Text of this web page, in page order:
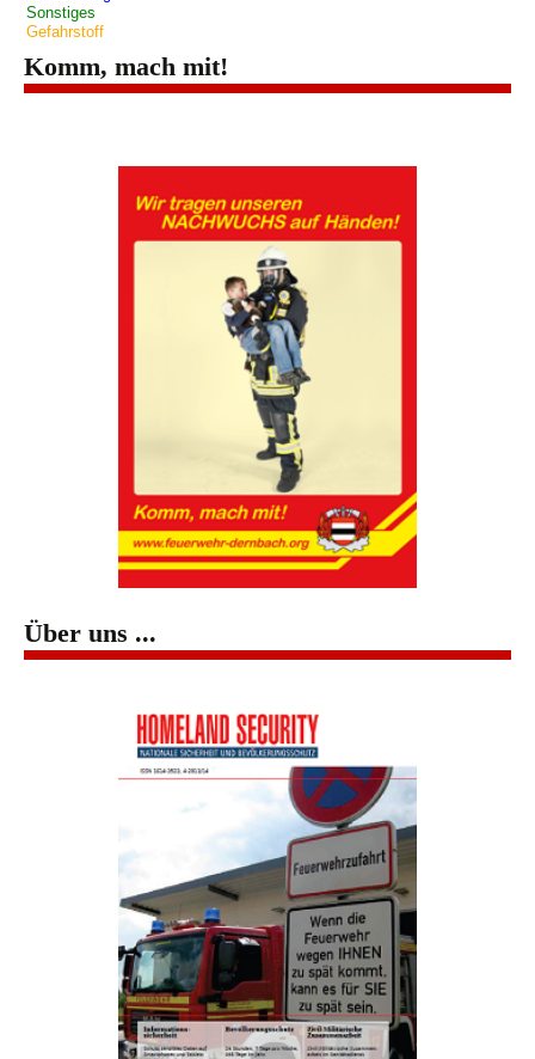
Sonstiges
Gefahrstoff
Komm, mach mit!
Über uns ...